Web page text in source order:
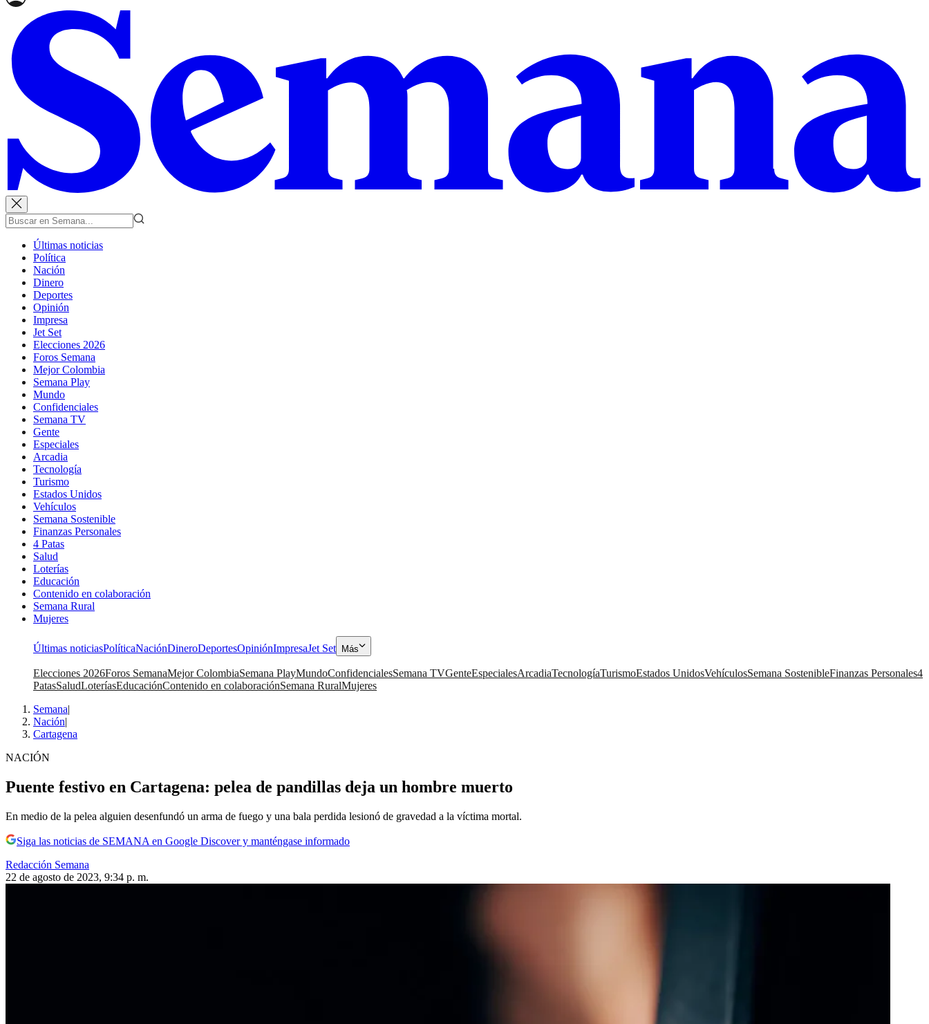
Últimas noticias
Política
Nación
Dinero
Deportes
Opinión
Impresa
Jet Set
Elecciones 2026
Foros Semana
Mejor Colombia
Semana Play
Mundo
Confidenciales
Semana TV
Gente
Especiales
Arcadia
Tecnología
Turismo
Estados Unidos
Vehículos
Semana Sostenible
Finanzas Personales
4 Patas
Salud
Loterías
Educación
Contenido en colaboración
Semana Rural
Mujeres
Últimas noticiasPolíticaNaciónDineroDeportesOpiniónImpresaJet Set Más
Elecciones 2026Foros SemanaMejor ColombiaSemana PlayMundoConfidencialesSemana TVGenteEspecialesArcadiaTecnologíaTurismoEstados UnidosVehículosSemana SostenibleFinanzas Personales4
PatasSaludLoteríasEducaciónContenido en colaboraciónSemana RuralMujeres
Semana|
Nación|
Cartagena
NACIÓN
Puente festivo en Cartagena: pelea de pandillas deja un hombre muerto
En medio de la pelea alguien desenfundó un arma de fuego y una bala perdida lesionó de gravedad a la víctima mortal.
Siga las noticias de SEMANA en Google Discover y manténgase informado
Redacción Semana
22 de agosto de 2023, 9:34 p. m.